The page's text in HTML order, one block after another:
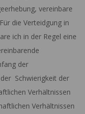
vereinbare
die Verteidgung in
ich in der Regel eine
der
Schwierigkeit der
Verhältnissen
Verhältnissen